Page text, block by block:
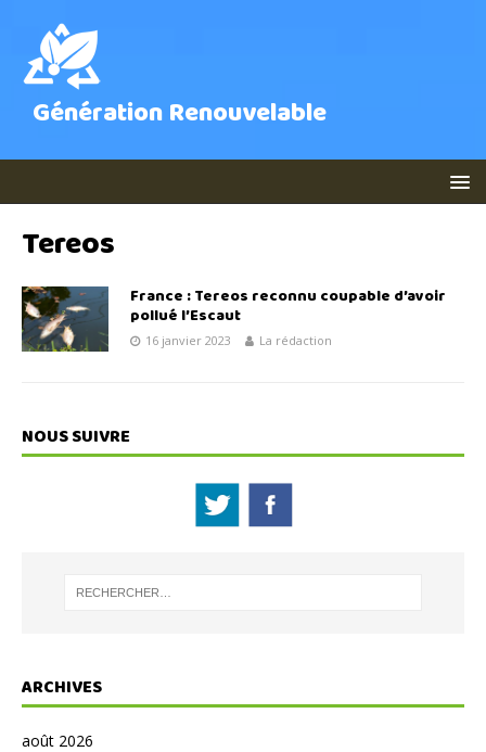
Génération Renouvelable
Tereos
France : Tereos reconnu coupable d’avoir
pollué l’Escaut
16 janvier 2023 La rédaction
NOUS SUIVRE
ARCHIVES
août 2026